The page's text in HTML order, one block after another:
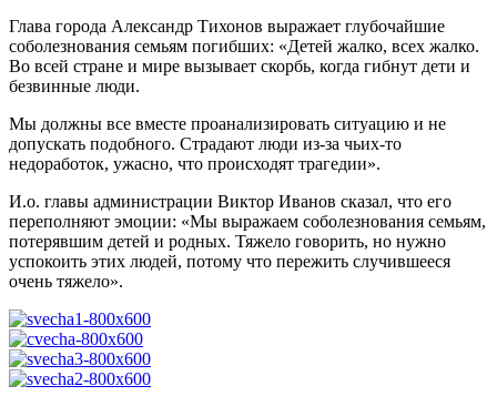
Глава города Александр Тихонов выражает глубочайшие
соболезнования семьям погибших: «Детей жалко, всех жалко.
Во всей стране и мире вызывает скорбь, когда гибнут дети и
безвинные люди.
Мы должны все вместе проанализировать ситуацию и не
допускать подобного. Страдают люди из-за чьих-то
недоработок, ужасно, что происходят трагедии».
И.о. главы администрации Виктор Иванов сказал, что его
переполняют эмоции: «Мы выражаем соболезнования семьям,
потерявшим детей и родных. Тяжело говорить, но нужно
успокоить этих людей, потому что пережить случившееся
очень тяжело».